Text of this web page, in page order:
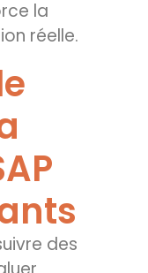
la
réelle.
des